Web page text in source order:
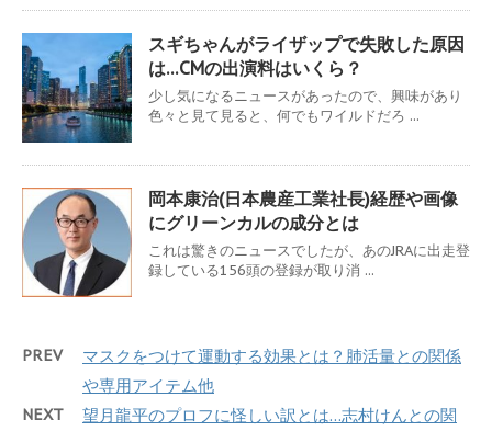
スギちゃんがライザップで失敗した原因
は…CMの出演料はいくら？
少し気になるニュースがあったので、興味があり
色々と見て見ると、何でもワイルドだろ ...
岡本康治(日本農産工業社長)経歴や画像
にグリーンカルの成分とは
これは驚きのニュースでしたが、あのJRAに出走登
録している156頭の登録が取り消 ...
PREV
マスクをつけて運動する効果とは？肺活量との関係
や専用アイテム他
NEXT
望月龍平のプロフに怪しい訳とは…志村けんとの関